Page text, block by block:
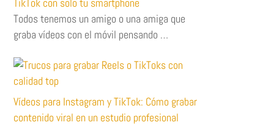
Todos tenemos un amigo o una amiga que
graba vídeos con el móvil pensando …
Vídeos para Instagram y TikTok: Cómo grabar
contenido viral en un estudio profesional